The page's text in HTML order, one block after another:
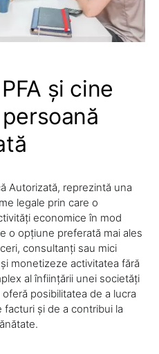
și cine
Autorizată, reprezintă una
legale prin care o
economice în mod
o opțiune preferată mai ales
consultanți sau mici
monetizeze activitatea fără
al înființării unei societăți
posibilitatea de a lucra
facturi și de a contribui la